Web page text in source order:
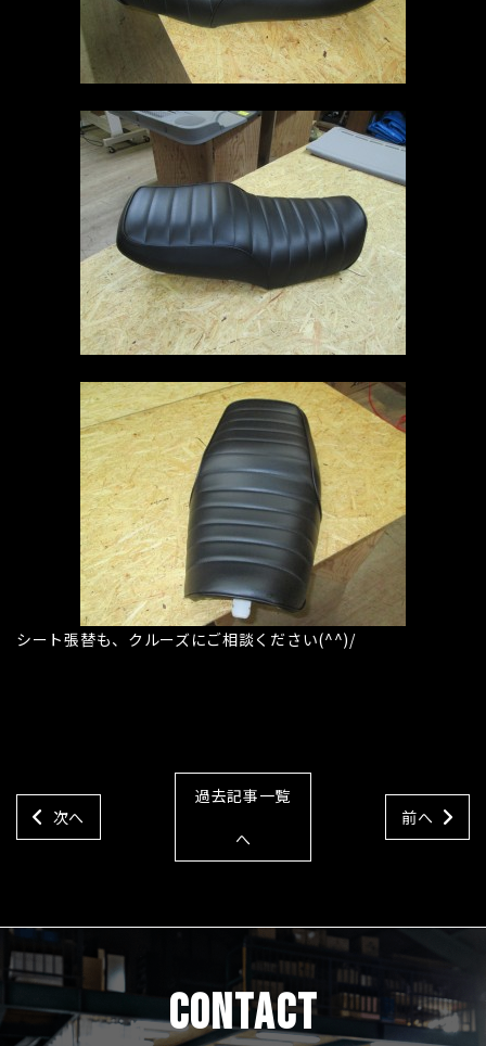
シート張替も、クルーズにご相談ください(^^)/
次へ
過去記事一覧
へ
前へ
CONTACT